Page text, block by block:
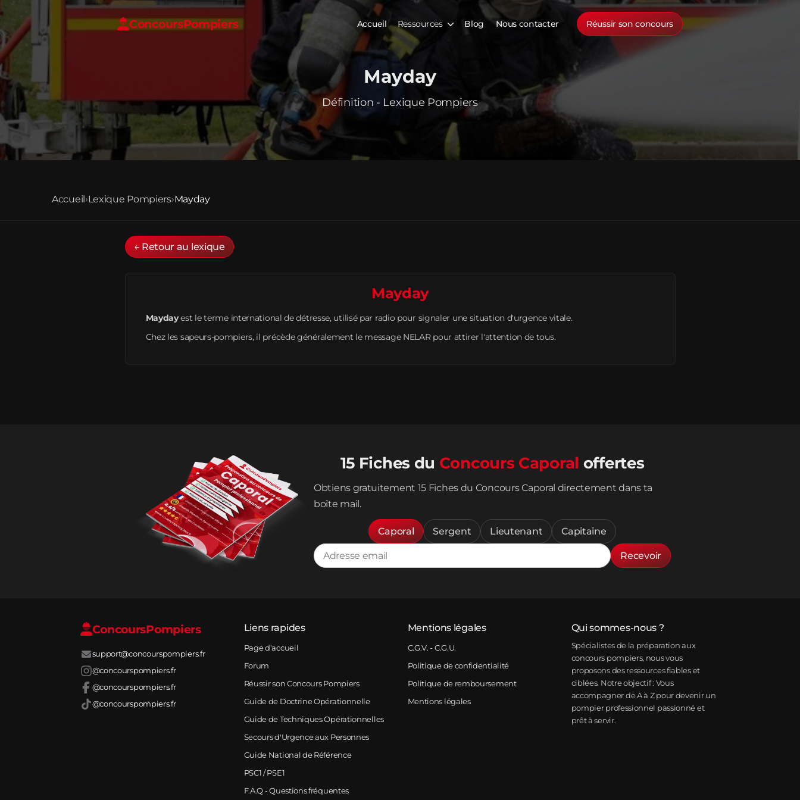
ConcoursPompiers Accueil Ressources Blog Nous contacter Réussir son concours
Mayday
Définition - Lexique Pompiers
Accueil›Lexique Pompiers›Mayday
← Retour au lexique
Mayday
Maydayest le terme international de détresse, utilisé par radio pour signaler une situation d'urgence vitale.
Chez les sapeurs-pompiers, il précède généralement le message NELAR pour attirer l'attention de tous.
15 Fiches du Concours Caporal offertes
Obtiens gratuitement 15 Fiches du Concours Caporal directement dans ta
boîte mail.
Caporal Sergent Lieutenant Capitaine
Recevoir
ConcoursPompiers
support@concourspompiers.fr
@concourspompiers.fr
@concourspompiers.fr
@concourspompiers.fr
Liens rapides
Page d'accueil
Forum
Réussir son Concours Pompiers
Guide de Doctrine Opérationnelle
Guide de Techniques Opérationnelles
Secours d'Urgence aux Personnes
Guide National de Référence
PSC1 / PSE1
F.A.Q - Questions fréquentes
Mentions légales
C.G.V. - C.G.U.
Politique de confidentialité
Politique de remboursement
Mentions légales
Qui sommes-nous ?
Spécialistes de la préparation aux
concours pompiers, nous vous
proposons des ressources fiables et
ciblées. Notre objectif : Vous
accompagner de A à Z pour devenir un
pompier professionnel passionné et
prêt à servir.